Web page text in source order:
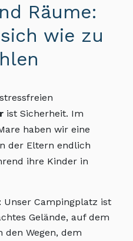
Räume:
wie zu
ist Sicherheit. Im
haben wir eine
der Eltern endlich
ihre Kinder in
: Unser Campingplatz ist
Gelände, auf dem
Wegen, dem